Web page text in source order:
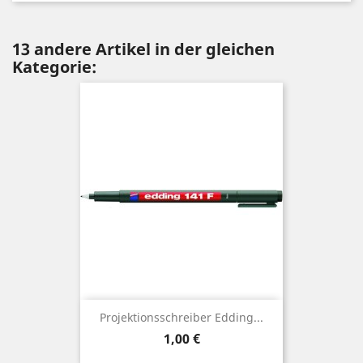
13 andere Artikel in der gleichen
Kategorie:
Projektionsschreiber Edding...
Preis
1,00 €